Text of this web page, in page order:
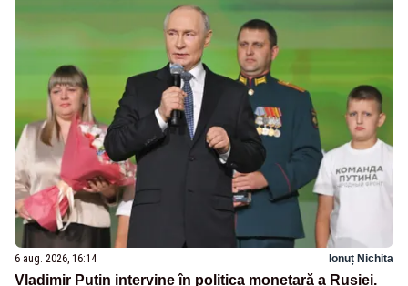
6 aug. 2026, 16:14 Ionuț Nichita
Vladimir Putin intervine în politica monetară a Rusiei.